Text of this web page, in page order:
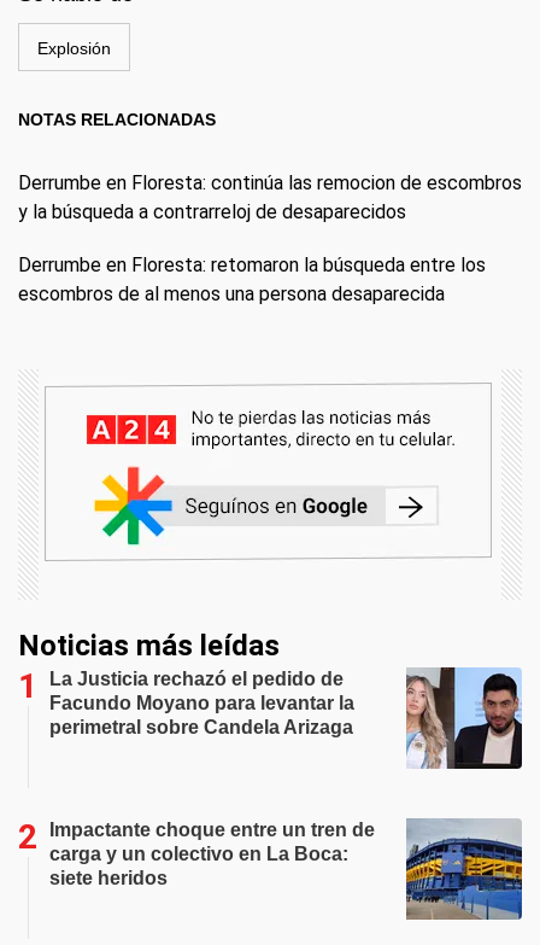
Explosión
NOTAS RELACIONADAS
Derrumbe en Floresta: continúa las remocion de escombros
y la búsqueda a contrarreloj de desaparecidos
Derrumbe en Floresta: retomaron la búsqueda entre los
escombros de al menos una persona desaparecida
Noticias más leídas
La Justicia rechazó el pedido de
Facundo Moyano para levantar la
perimetral sobre Candela Arizaga
Impactante choque entre un tren de
carga y un colectivo en La Boca:
siete heridos